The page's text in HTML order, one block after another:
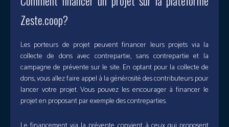
Zeste.coop?
Les porteurs de projet peuvent financer leurs projets via la
collecte de dons avec contrepartie, sans contrepartie et la
campagne de prévente sur le site. En optant pour la collecte de
dons, vous allez faire appel à la générosité des contributeurs pour
lancer votre projet. Vous pouvez les encourager à financer le
projet en proposant par exemple des contreparties.